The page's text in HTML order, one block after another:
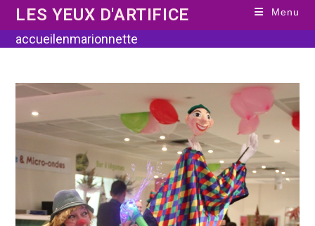
content
LES YEUX D'ARTIFICE Menu
accueilenmarionnette